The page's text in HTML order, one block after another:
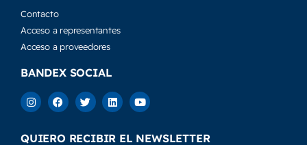
Contacto
Acceso a representantes
Acceso a proveedores
BANDEX SOCIAL
QUIERO RECIBIR EL NEWSLETTER